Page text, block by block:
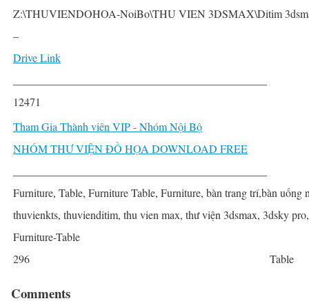
Z:\THUVIENDOHOA-NoiBo\THU VIEN 3DSMAX\Ditim
–
Drive Link
12471
Tham Gia Thành viên VIP - Nhóm Nội Bộ
NHÓM THƯ VIỆN ĐỒ HỌA DOWNLOAD FREE
Furniture, Table, Furniture Table, Furniture, bàn trang trí,bàn
thuvienkts, thuvienditim, thu vien max, thư viện 3dsmax, 3dsky
Furniture-Table
296
Table
Comments